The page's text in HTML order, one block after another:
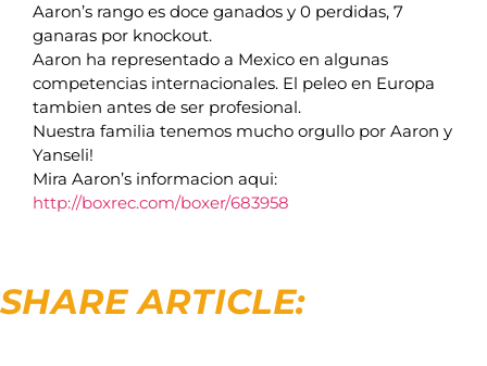
Aaron’s rango es doce ganados y 0 perdidas, 7
ganaras por knockout.
Aaron ha representado a Mexico en algunas
competencias internacionales. El peleo en Europa
tambien antes de ser profesional.
Nuestra familia tenemos mucho orgullo por Aaron y
Yanseli!
Mira Aaron’s informacion aqui:
http://boxrec.com/boxer/683958
SHARE ARTICLE: